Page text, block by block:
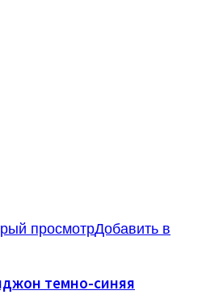
просмотрДобавить в
темно-синяя